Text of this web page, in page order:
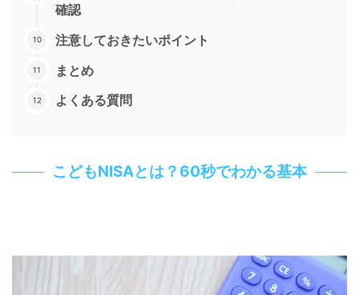
確認
注意しておきたいポイント
まとめ
よくある質問
こどもNISAとは？60秒でわかる基本